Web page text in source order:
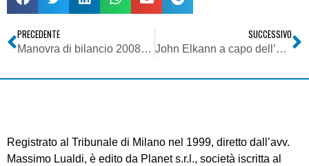
PRECEDENTE
Manovra di bilancio 2008 – Iva trimestrale – Presentazione istanza di rimborso
SUCCESSIVO
John Elkann a capo dell’Editrice La Stampa
Registrato al Tribunale di Milano nel 1999, diretto dall’avv.
Massimo Lualdi, è edito da Planet s.r.l., società iscritta al